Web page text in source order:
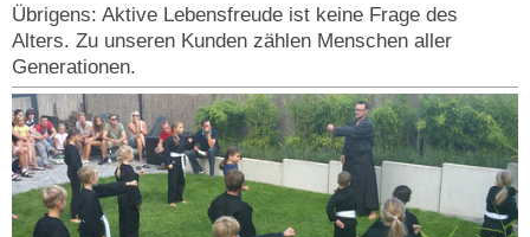
Übrigens: Aktive Lebensfreude ist keine Frage des
Alters. Zu unseren Kunden zählen Menschen aller
Generationen.